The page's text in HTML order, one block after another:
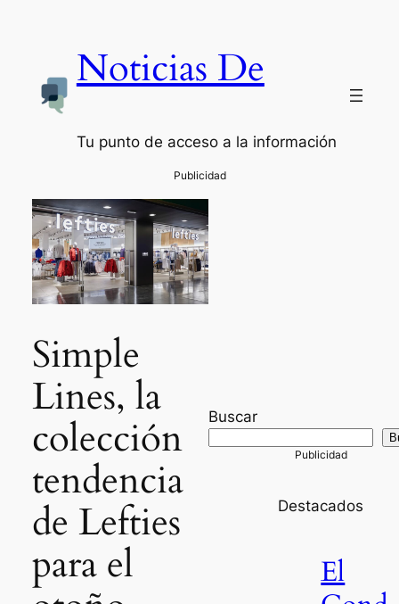
Noticias De
Tu punto de acceso a la información
Simple
Lines, la
colección
tendencia
de Lefties
para el
Buscar
Destacados
El